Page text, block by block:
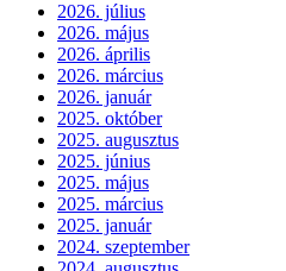
2026. július
2026. május
2026. április
2026. március
2026. január
2025. október
2025. augusztus
2025. június
2025. május
2025. március
2025. január
2024. szeptember